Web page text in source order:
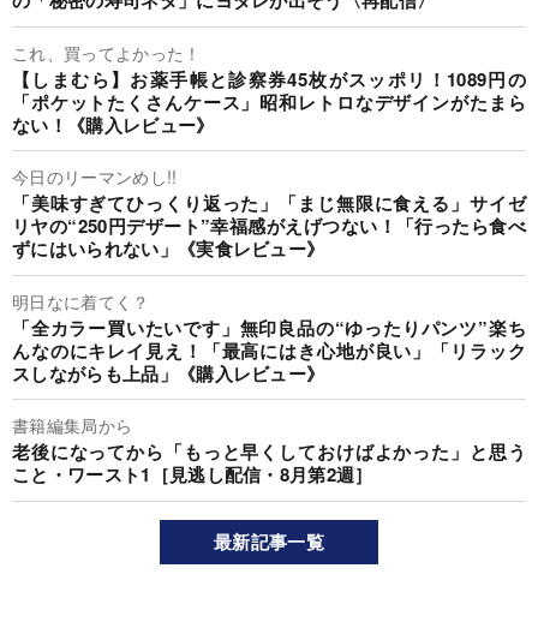
これ、買ってよかった！
【しまむら】お薬手帳と診察券45枚がスッポリ！1089円の
「ポケットたくさんケース」昭和レトロなデザインがたまら
ない！《購入レビュー》
今日のリーマンめし!!
「美味すぎてひっくり返った」「まじ無限に食える」サイゼ
リヤの“250円デザート”幸福感がえげつない！「行ったら食べ
ずにはいられない」《実食レビュー》
明日なに着てく？
「全カラー買いたいです」無印良品の“ゆったりパンツ”楽ち
んなのにキレイ見え！「最高にはき心地が良い」「リラック
スしながらも上品」《購入レビュー》
書籍編集局から
老後になってから「もっと早くしておけばよかった」と思う
こと・ワースト1［見逃し配信・8月第2週］
最新記事一覧